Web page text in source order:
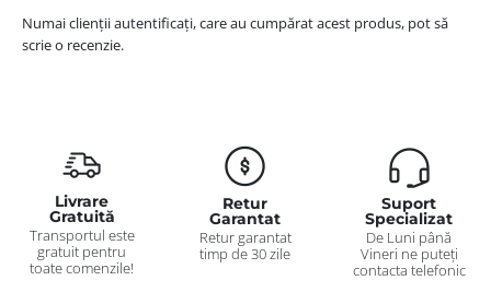
Numai clienții autentificați, care au cumpărat acest produs, pot să
scrie o recenzie.
Livrare
Gratuită
Transportul este
gratuit pentru
toate comenzile!
Retur
Garantat
Retur garantat
timp de 30 zile
Suport
Specializat
De Luni până
Vineri ne puteți
contacta telefonic